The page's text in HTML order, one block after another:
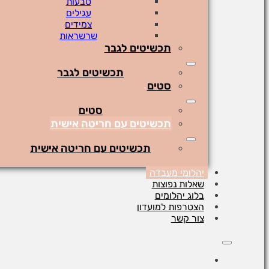
עגילים
צמידים
שרשראות
תכשיטים לגבר
תכשיטים לגבר
סטים
סטים
תכשיטים עם חריטה אישית
תכשיטים עם חריטה אישית
יהלומי מעבדה
שאלות נפוצות
בלוג יהלומים
הצטרפות למועדון
צור קשר